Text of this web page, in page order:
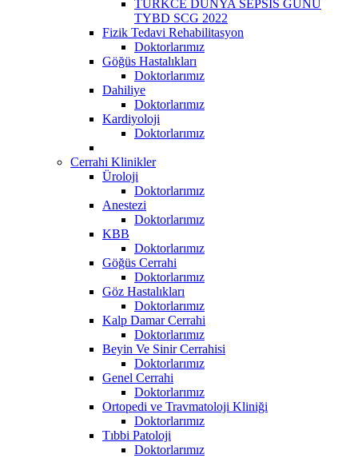
TÜRKCE DÜNYA SEPSİS GÜNÜ
TYBD SCG 2022
Fizik Tedavi Rehabilitasyon
Doktorlarımız
Göğüs Hastalıkları
Doktorlarımız
Dahiliye
Doktorlarımız
Kardiyoloji
Doktorlarımız
Cerrahi Klinikler
Üroloji
Doktorlarımız
Anestezi
Doktorlarımız
KBB
Doktorlarımız
Göğüs Cerrahi
Doktorlarımız
Göz Hastalıkları
Doktorlarımız
Kalp Damar Cerrahi
Doktorlarımız
Beyin Ve Sinir Cerrahisi
Doktorlarımız
Genel Cerrahi
Doktorlarımız
Ortopedi ve Travmatoloji Kliniği
Doktorlarımız
Tıbbi Patoloji
Doktorlarımız